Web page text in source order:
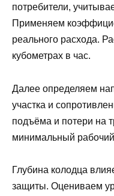
потребители,
Применяем
реального расхода.
кубометрах в час.
Далее определяем
участка и
подъёма и потери на
минимальный
Глубина колодца
защиты. Оцениваем